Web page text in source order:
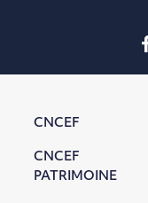
CNCEF
CNCEF
PATRIMOINE